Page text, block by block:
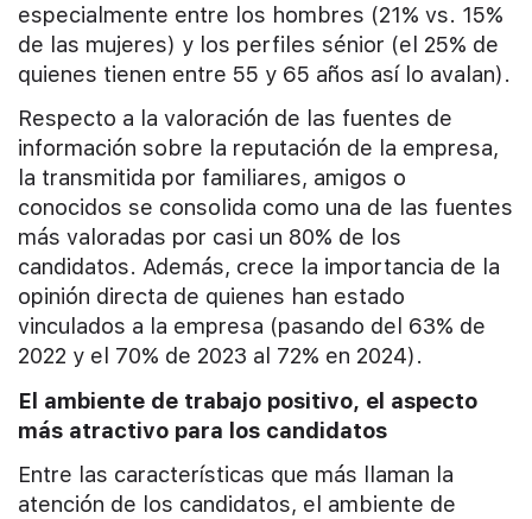
especialmente entre los hombres (21% vs. 15%
de las mujeres) y los perfiles sénior (el 25% de
quienes tienen entre 55 y 65 años así lo avalan).
Respecto a la valoración de las fuentes de
información sobre la reputación de la empresa,
la transmitida por familiares, amigos o
conocidos se consolida como una de las fuentes
más valoradas por casi un 80% de los
candidatos. Además, crece la importancia de la
opinión directa de quienes han estado
vinculados a la empresa (pasando del 63% de
2022 y el 70% de 2023 al 72% en 2024).
El ambiente de trabajo positivo, el aspecto
más atractivo para los candidatos
Entre las características que más llaman la
atención de los candidatos, el ambiente de